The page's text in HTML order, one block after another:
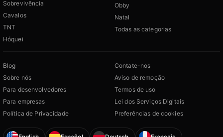
Sobrevivência
Cavalos
TNT
Hóquei
Obby
Natal
Todas as categorias
Blog
Sobre nós
Para desenvolvedores
Para empresas
Política de Privacidade
Contate-nos
Aviso de remoção
Termos de uso
Lei dos Serviços Digitais
Preferências de cookies